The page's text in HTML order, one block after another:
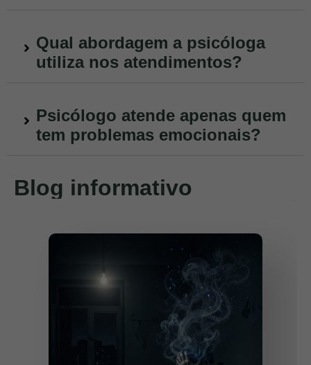
Qual abordagem a psicóloga
utiliza nos atendimentos?
Psicólogo atende apenas quem
tem problemas emocionais?
Blog informativo